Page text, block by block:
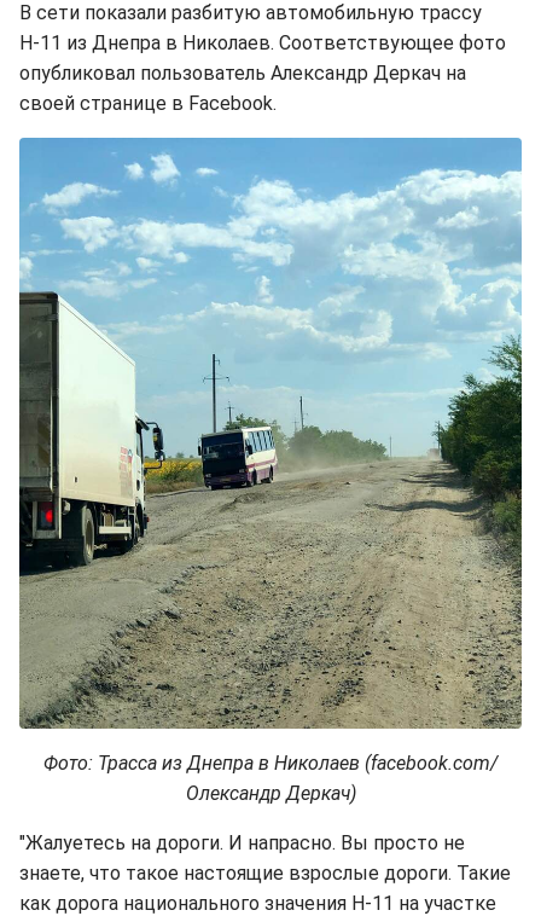
В сети показали разбитую автомобильную трассу
Н-11 из Днепра в Николаев. Соответствующее фото
опубликовал пользователь Александр Деркач на
своей странице в Facebook.
Фото: Трасса из Днепра в Николаев (facebook.com/
Олександр Деркач)
"Жалуетесь на дороги. И напрасно. Вы просто не
знаете, что такое настоящие взрослые дороги. Такие
как дорога национального значения Н-11 на участке